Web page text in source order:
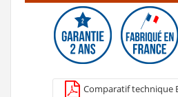
Comparatif technique